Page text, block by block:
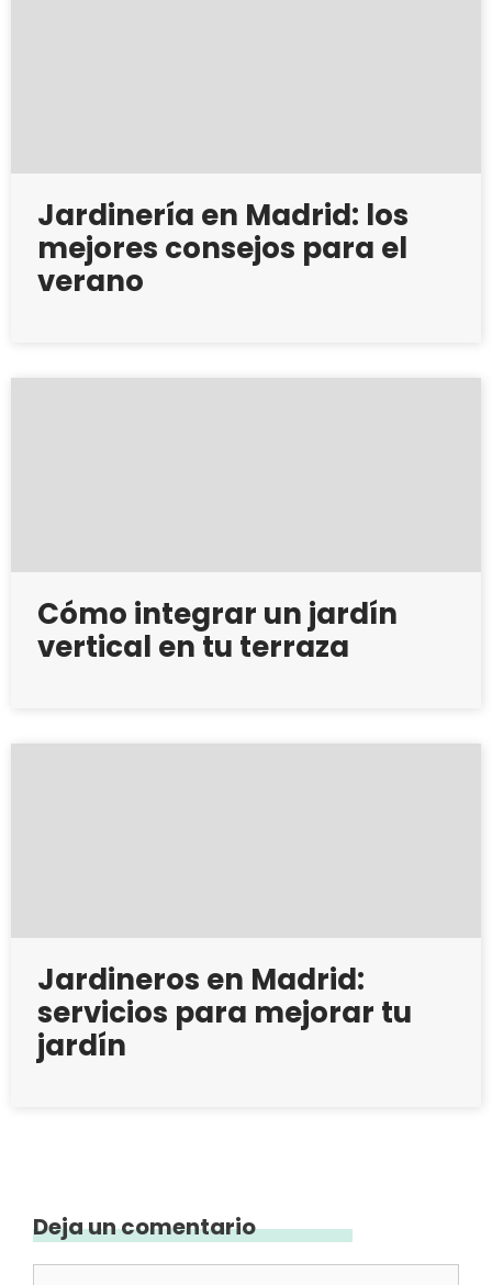
Jardinería en Madrid: los
mejores consejos para el
verano
Cómo integrar un jardín
vertical en tu terraza
Jardineros en Madrid:
servicios para mejorar tu
jardín
Deja un comentario